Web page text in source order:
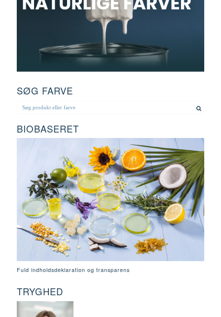
SØG FARVE
BIOBASERET
Fuld indholdsdeklaration og transparens
TRYGHED